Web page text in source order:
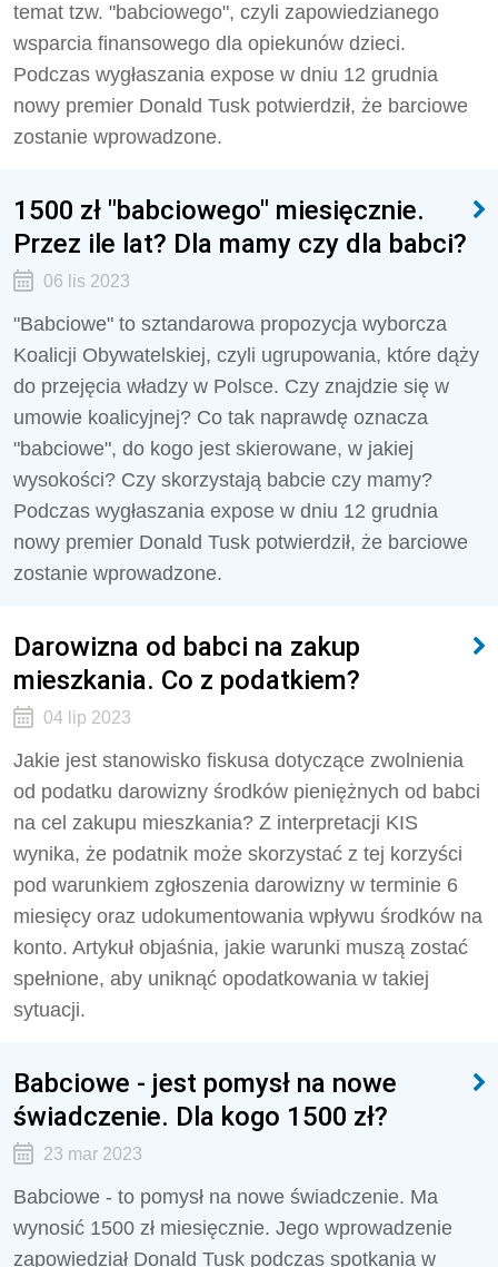
temat tzw. "babciowego", czyli zapowiedzianego
wsparcia finansowego dla opiekunów dzieci.
Podczas wygłaszania expose w dniu 12 grudnia
nowy premier Donald Tusk potwierdził, że barciowe
zostanie wprowadzone.
1500 zł "babciowego" miesięcznie.
Przez ile lat? Dla mamy czy dla babci?
06 lis 2023
"Babciowe" to sztandarowa propozycja wyborcza
Koalicji Obywatelskiej, czyli ugrupowania, które dąży
do przejęcia władzy w Polsce. Czy znajdzie się w
umowie koalicyjnej? Co tak naprawdę oznacza
"babciowe", do kogo jest skierowane, w jakiej
wysokości? Czy skorzystają babcie czy mamy?
Podczas wygłaszania expose w dniu 12 grudnia
nowy premier Donald Tusk potwierdził, że barciowe
zostanie wprowadzone.
Darowizna od babci na zakup
mieszkania. Co z podatkiem?
04 lip 2023
Jakie jest stanowisko fiskusa dotyczące zwolnienia
od podatku darowizny środków pieniężnych od babci
na cel zakupu mieszkania? Z interpretacji KIS
wynika, że podatnik może skorzystać z tej korzyści
pod warunkiem zgłoszenia darowizny w terminie 6
miesięcy oraz udokumentowania wpływu środków na
konto. Artykuł objaśnia, jakie warunki muszą zostać
spełnione, aby uniknąć opodatkowania w takiej
sytuacji.
Babciowe - jest pomysł na nowe
świadczenie. Dla kogo 1500 zł?
23 mar 2023
Babciowe - to pomysł na nowe świadczenie. Ma
wynosić 1500 zł miesięcznie. Jego wprowadzenie
zapowiedział Donald Tusk podczas spotkania w